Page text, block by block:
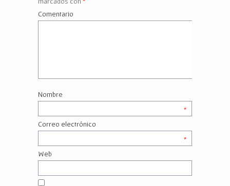
Comentario
Nombre
*
Correo electrónico
*
Web